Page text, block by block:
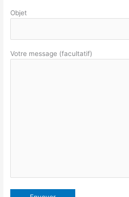
Objet
Votre message (facultatif)